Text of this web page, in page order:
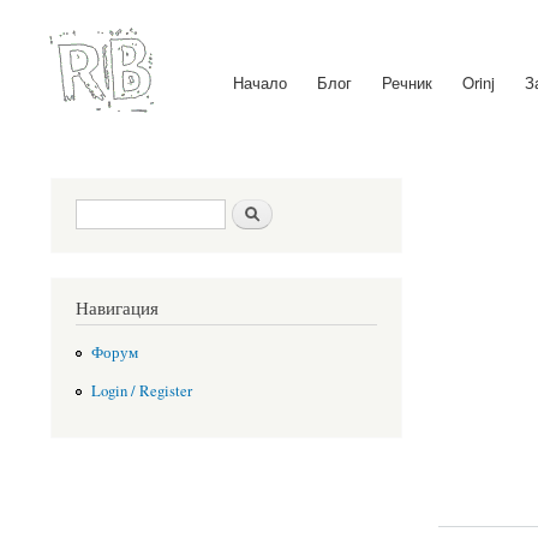
Main menu Начало Блог Речник Orinj
Search form
Навигация
Форум
Login / Register